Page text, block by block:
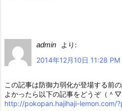
admin
より:
2014年12月10日 11:28 PM
この記事は防御力弱化が登場する前の
よかったら以下の記事をどうぞ（＾▽
http://pokopan.hajihaji-lemon.com/